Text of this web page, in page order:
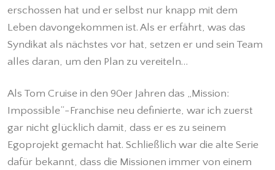
erschossen hat und er selbst nur knapp mit dem
Leben davongekommen ist. Als er erfährt, was das
Syndikat als nächstes vor hat, setzen er und sein Team
alles daran, um den Plan zu vereiteln…
Als Tom Cruise in den 90er Jahren das „Mission:
Impossible“-Franchise neu definierte, war ich zuerst
gar nicht glücklich damit, dass er es zu seinem
Egoprojekt gemacht hat. Schließlich war die alte Serie
dafür bekannt, dass die Missionen immer von einem